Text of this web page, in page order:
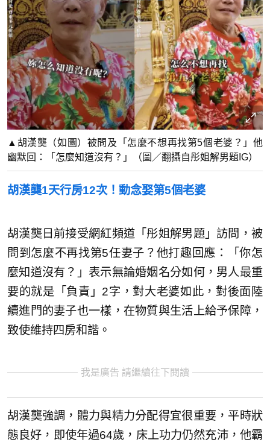
▲胡漢龑（如圖）被問及「怎麼不想再找第5個老婆？」他
幽默回：「怎麼知道沒有？」（圖／翻攝自彤姐解男題IG）
胡漢龑1天行房12次！動念娶第5個老婆
胡漢龑日前接受網紅頻道「彤姐解男題」訪問，被
問到怎麼不再找第5任妻子？他打趣回應：「你怎
麼知道沒有？」表示無論婚姻名分如何，男人最重
要的就是「負責」2字，對大老婆如此，對後面陸
續進門的妻子也一樣，在物質與生活上給予保障，
致使維持四房和諧。
我是廣告 請繼續往下閱讀
胡漢龑強調，體力與精力分配得宜很重要，平時狀
態良好，即使年過64歲，床上功力仍然充沛，他霸